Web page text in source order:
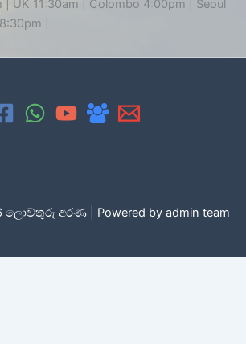
| UK 11:30am | Colombo 4:00pm | Seoul
|
ලොව්තුරු අරණ | Powered by admin team